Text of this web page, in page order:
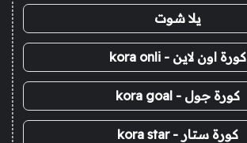
يلا شوت
كورة اون لاين - kora onli
كورة جول - kora goal
كورة ستار - kora star